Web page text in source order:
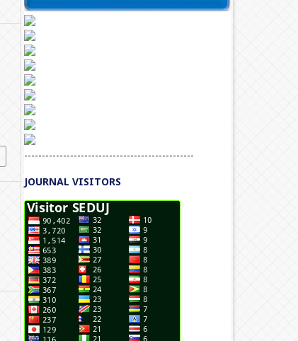
------------------------------------------------
JOURNAL VISITORS